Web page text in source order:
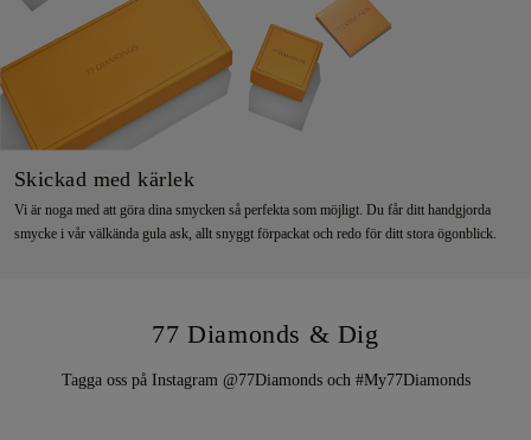
Skickad med kärlek
Vi är noga med att göra dina smycken så perfekta som möjligt. Du får ditt handgjorda
smycke i vår välkända gula ask, allt snyggt förpackat och redo för ditt stora ögonblick.
77 Diamonds & Dig
Tagga oss på Instagram @77Diamonds och #My77Diamonds